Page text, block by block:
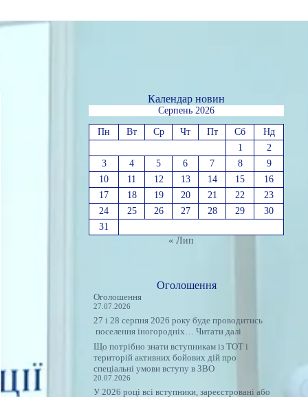
Календар новин
Серпень 2026
Пн Вт Ср Чт Пт Сб
Нд
1
2
3
4 5 6 7 8
9
10
11 12 13 14 15
16
17
18 19 20 21 22
23
24
25 26 27 28 29
30
31
« Лип
Оголошення
Оголошення
27.07.2026
27 і 28 серпня 2026 року буде проводитись
поселення іногородніх…Читати далі
Оголошення
Що потрібно знати вступникам із ТОТ і
територій активних бойових дій про
спеціальні умови вступу в ЗВО
20.07.2026
У 2026 році всі вступники, зареєстровані або